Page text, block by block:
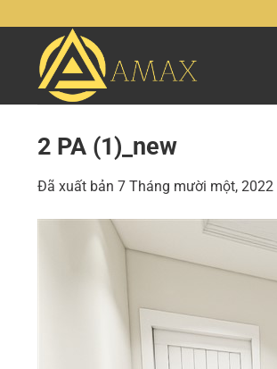
đến
2 PA (1)_new
Đã xuất bản 7 Tháng mười một, 2022